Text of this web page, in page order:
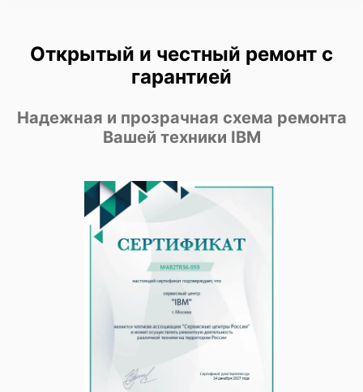
Открытый и честный ремонт с
гарантией
Надежная и прозрачная схема ремонта
Вашей техники IBM